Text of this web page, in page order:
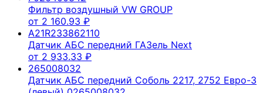
Фильтр воздушный VW GROUP
от 2 160.93 ₽
A21R233862110
Датчик АБС передний ГАЗель Next
от 2 933.33 ₽
265008032
Датчик АБС передний Соболь 2217, 2752 Евро-3